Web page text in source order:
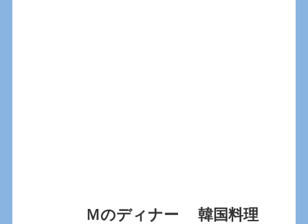
Ｍのディナー 韓国料理